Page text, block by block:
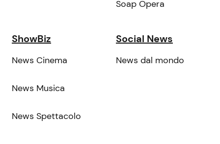
Soap Opera
ShowBiz
News Cinema
News Musica
News Spettacolo
Social News
News dal mondo